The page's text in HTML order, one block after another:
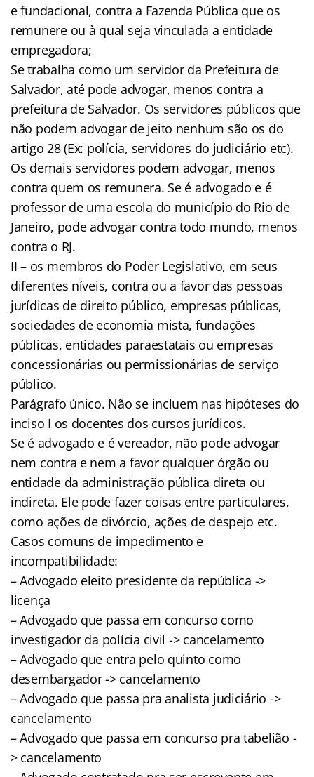
e fundacional, contra a Fazenda Pública que os
remunere ou à qual seja vinculada a entidade
empregadora;
Se trabalha como um servidor da Prefeitura de
Salvador, até pode advogar, menos contra a
prefeitura de Salvador. Os servidores públicos que
não podem advogar de jeito nenhum são os do
artigo 28 (Ex: polícia, servidores do judiciário etc).
Os demais servidores podem advogar, menos
contra quem os remunera. Se é advogado e é
professor de uma escola do município do Rio de
Janeiro, pode advogar contra todo mundo, menos
contra o RJ.
II – os membros do Poder Legislativo, em seus
diferentes níveis, contra ou a favor das pessoas
jurídicas de direito público, empresas públicas,
sociedades de economia mista, fundações
públicas, entidades paraestatais ou empresas
concessionárias ou permissionárias de serviço
público.
Parágrafo único. Não se incluem nas hipóteses do
inciso I os docentes dos cursos jurídicos.
Se é advogado e é vereador, não pode advogar
nem contra e nem a favor qualquer órgão ou
entidade da administração pública direta ou
indireta. Ele pode fazer coisas entre particulares,
como ações de divórcio, ações de despejo etc.
Casos comuns de impedimento e
incompatibilidade:
– Advogado eleito presidente da república ->
licença
– Advogado que passa em concurso como
investigador da polícia civil -> cancelamento
– Advogado que entra pelo quinto como
desembargador -> cancelamento
– Advogado que passa pra analista judiciário ->
cancelamento
– Advogado que passa em concurso pra tabelião -
> cancelamento